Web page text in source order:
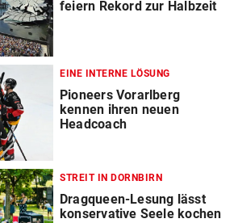
feiern Rekord zur Halbzeit
EINE INTERNE LÖSUNG
Pioneers Vorarlberg
kennen ihren neuen
Headcoach
STREIT IN DORNBIRN
Dragqueen-Lesung lässt
konservative Seele kochen